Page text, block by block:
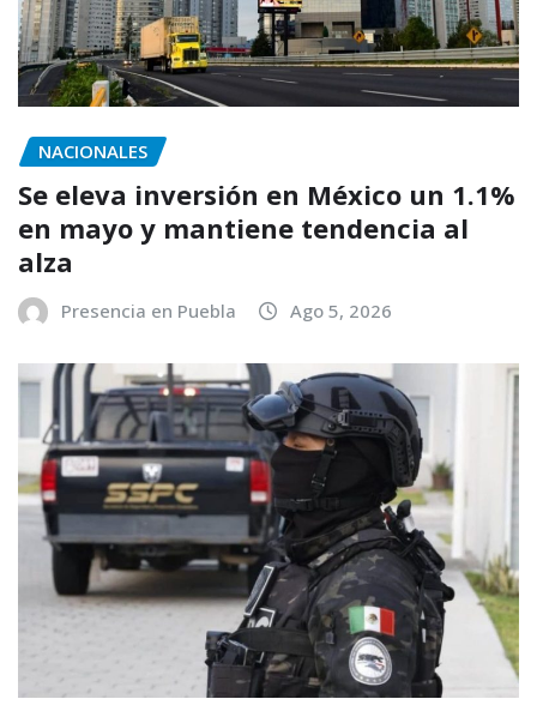
NACIONALES
Se eleva inversión en México un 1.1%
en mayo y mantiene tendencia al
alza
Presencia en Puebla Ago 5, 2026